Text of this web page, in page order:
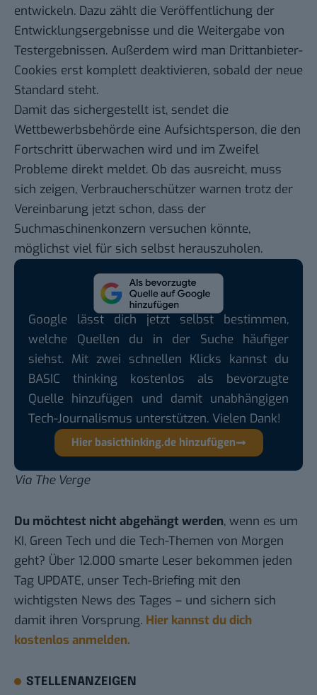
entwickeln. Dazu zählt die Veröffentlichung der
Entwicklungsergebnisse und die Weitergabe von
Testergebnissen. Außerdem wird man Drittanbieter-
Cookies erst komplett deaktivieren, sobald der neue
Standard steht.
Damit das sichergestellt ist, sendet die
Wettbewerbsbehörde eine Aufsichtsperson, die den
Fortschritt überwachen wird und im Zweifel
Probleme direkt meldet. Ob das ausreicht, muss
sich zeigen, Verbraucherschützer warnen trotz der
Vereinbarung jetzt schon, dass der
Suchmaschinenkonzern versuchen könnte,
möglichst viel für sich selbst herauszuholen.
Google lässt dich jetzt selbst bestimmen,
welche Quellen du in der Suche häufiger
siehst. Mit zwei schnellen Klicks kannst du
BASIC thinking kostenlos als bevorzugte
Quelle hinzufügen und damit unabhängigen
Tech-Journalismus unterstützen. Vielen Dank!
Hier basicthinking.de hinzufügen
Via The Verge
Du möchtest nicht abgehängt werden, wenn es um
KI, Green Tech und die Tech-Themen von Morgen
geht? Über 12.000 smarte Leser bekommen jeden
Tag UPDATE, unser Tech-Briefing mit den
wichtigsten News des Tages – und sichern sich
damit ihren Vorsprung. Hier kannst du dich
kostenlos anmelden.
STELLENANZEIGEN